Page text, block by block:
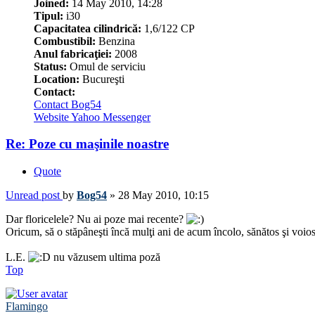
Joined: 14 May 2010, 14:28
Tipul: i30
Capacitatea cilindrică: 1,6/122 CP
Combustibil: Benzina
Anul fabricaţiei: 2008
Status: Omul de serviciu
Location: Bucureşti
Contact:
Contact Bog54
WebsiteYahoo Messenger
Re: Poze cu maşinile noastre
Quote
Unread post by Bog54 » 28 May 2010, 10:15
Dar floricelele? Nu ai poze mai recente?
Oricum, să o stăpâneşti încă mulţi ani de acum încolo, sănătos şi
L.E.
nu văzusem ultima poză
Top
Flamingo